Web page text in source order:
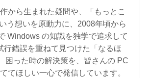
から生まれた疑問や、「もっとこ
う想いを原動力に、2008年頃から
Windows の知識を独学で追求して
行錯誤を重ねて見つけた「なるほ
困った時の解決策を、皆さんの PC
てほしい一心で発信しています。